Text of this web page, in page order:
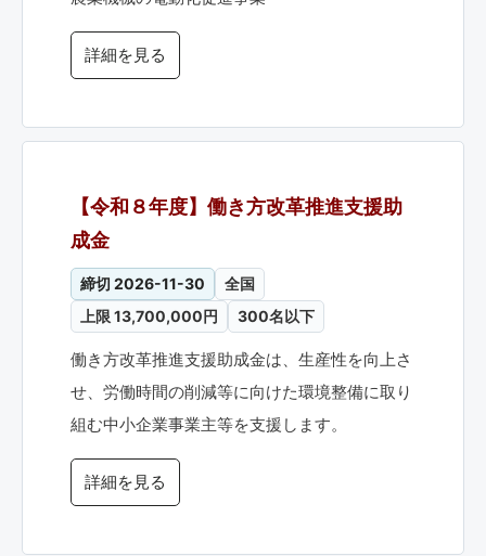
詳細を見る
【令和８年度】働き方改革推進支援助
成金
締切 2026-11-30
全国
上限 13,700,000円
300名以下
働き方改革推進支援助成金は、生産性を向上さ
せ、労働時間の削減等に向けた環境整備に取り
組む中小企業事業主等を支援します。
詳細を見る